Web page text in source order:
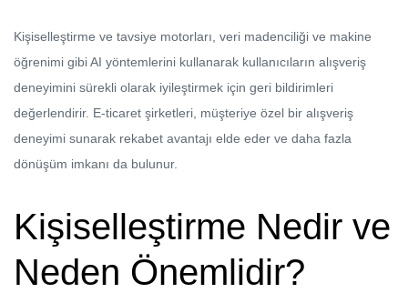
Kişiselleştirme ve tavsiye motorları, veri madenciliği ve makine
öğrenimi gibi AI yöntemlerini kullanarak kullanıcıların alışveriş
deneyimini sürekli olarak iyileştirmek için geri bildirimleri
değerlendirir. E-ticaret şirketleri, müşteriye özel bir alışveriş
deneyimi sunarak rekabet avantajı elde eder ve daha fazla
dönüşüm imkanı da bulunur.
Kişiselleştirme Nedir ve
Neden Önemlidir?